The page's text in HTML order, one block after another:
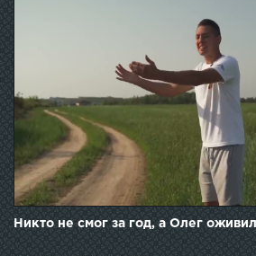
Никто не смог за год, а Олег